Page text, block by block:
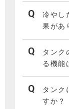
冷やし
果があ
タンク
る機能
タンク
すか？